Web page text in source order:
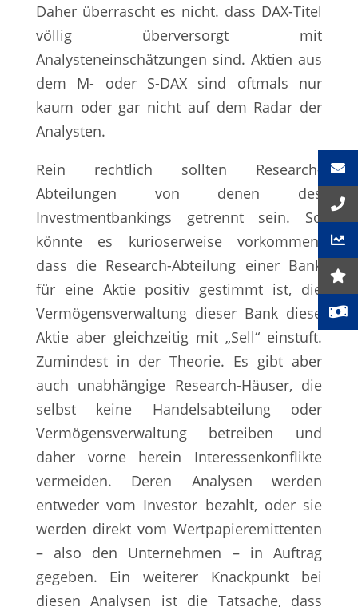
Daher überrascht es nicht. dass DAX-Titel
völlig überversorgt mit
Analysteneinschätzungen sind. Aktien aus
dem M- oder S-DAX sind oftmals nur
kaum oder gar nicht auf dem Radar der
Analysten.
Rein rechtlich sollten Research-
Abteilungen von denen des
Investmentbankings getrennt sein. So
könnte es kurioserweise vorkommen,
dass die Research-Abteilung einer Bank
für eine Aktie positiv gestimmt ist, die
Vermögensverwaltung dieser Bank diese
Aktie aber gleichzeitig mit „Sell“ einstuft.
Zumindest in der Theorie. Es gibt aber
auch unabhängige Research-Häuser, die
selbst keine Handelsabteilung oder
Vermögensverwaltung betreiben und
daher vorne herein Interessenkonflikte
vermeiden. Deren Analysen werden
entweder vom Investor bezahlt, oder sie
werden direkt vom Wertpapieremittenten
– also den Unternehmen – in Auftrag
gegeben. Ein weiterer Knackpunkt bei
diesen Analysen ist die Tatsache, dass